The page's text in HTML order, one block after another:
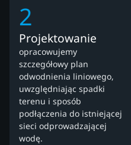
2
Projektowanie
opracowujemy
szczegółowy plan
odwodnienia liniowego,
uwzględniając spadki
terenu i sposób
podłączenia do istniejącej
sieci odprowadzającej
wodę.